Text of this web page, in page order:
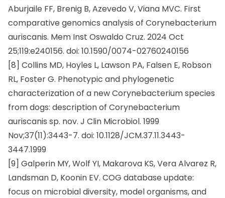
Aburjaile FF, Brenig B, Azevedo V, Viana MVC. First
comparative genomics analysis of Corynebacterium
auriscanis. Mem Inst Oswaldo Cruz. 2024 Oct
25;119:e240156. doi: 10.1590/0074-02760240156
[8] Collins MD, Hoyles L, Lawson PA, Falsen E, Robson
RL, Foster G. Phenotypic and phylogenetic
characterization of a new Corynebacterium species
from dogs: description of Corynebacterium
auriscanis sp. nov. J Clin Microbiol. 1999
Nov;37(11):3443-7. doi: 10.1128/JCM.37.11.3443-
3447.1999
[9] Galperin MY, Wolf YI, Makarova KS, Vera Alvarez R,
Landsman D, Koonin EV. COG database update:
focus on microbial diversity, model organisms, and